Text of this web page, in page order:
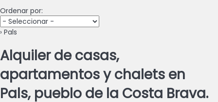
Ordenar por:
› Pals
Alquiler de casas,
apartamentos y chalets en
Pals, pueblo de la Costa Brava.